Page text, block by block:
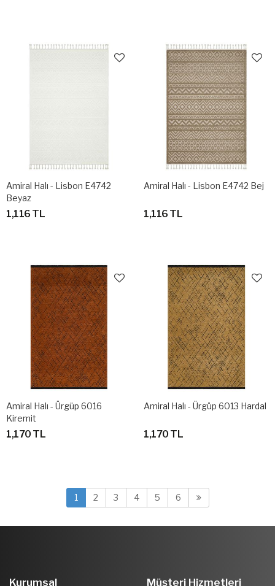
Amiral Halı - Lisbon E4742
Beyaz
1,116 TL
Amiral Halı - Lisbon E4742 Bej
1,116 TL
Amiral Halı - Ürgüp 6016
Kiremit
1,170 TL
Amiral Halı - Ürgüp 6013 Hardal
1,170 TL
1 2 3 4 5 6
Kurumsal Müşteri Hizmetleri